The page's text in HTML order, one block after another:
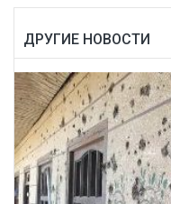
ДРУГИЕ НОВОСТИ